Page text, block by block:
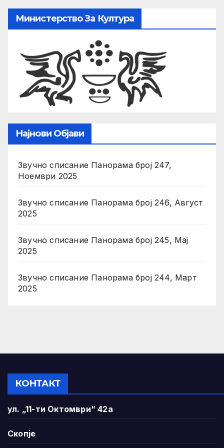
Министерство За Култура
Најнови Објави
Звучно списание Панорама број 247,
Ноември 2025
Звучно списание Панорама број 246, Август
2025
Звучно списание Панорама број 245, Мај
2025
Звучно списание Панорама број 244, Март
2025
КОНТАКТ
ул. „11-ти Октомври“ 42а
Скопје